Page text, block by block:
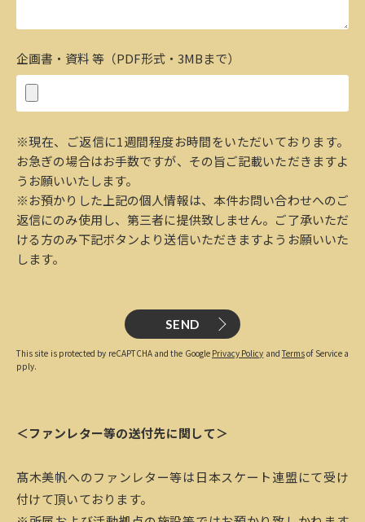
企画書・資料 等（PDF形式・3MBまで）
※現在、ご返信に1週間程度お時間をいただいております。
お急ぎの場合はお手数ですが、その旨ご記載いただきますよ
うお願いいたします。
※お預かりした上記の個人情報は、本件お問い合わせへのご
返信にのみ使用し、第三者に提供致しません。ご了承いただ
ける方のみ下記ボタンより送信いただきますようお願いいた
します。
SEND
This site is protected by reCAPTCHA and the Google Privacy Policy andTermsof Service a
pply.
＜ファンレター等の送付先に関して＞
髙木美帆へのファンレター等は日本スケート連盟にて受け
付けて頂いております。